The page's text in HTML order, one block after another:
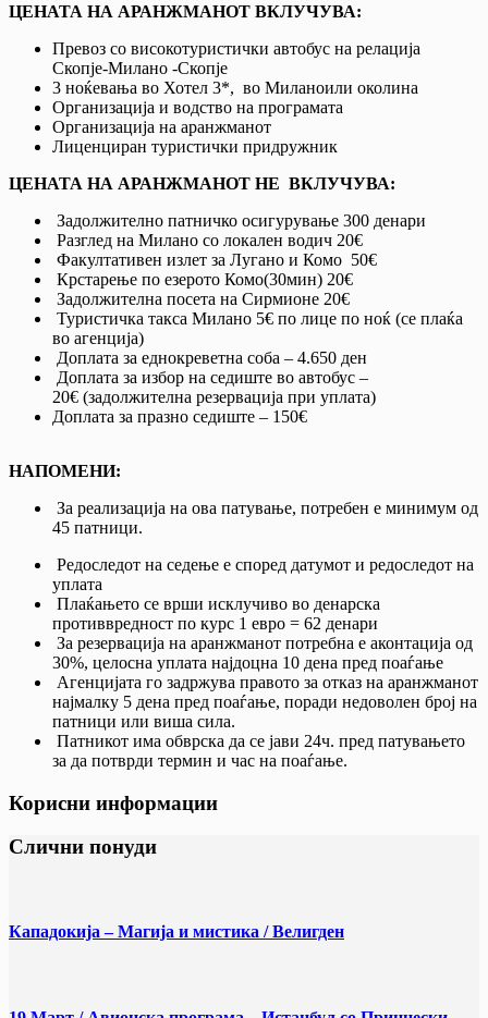
ЦЕНАТА НА АРАНЖМАНОТ ВКЛУЧУВА:
Превоз со високотуристички автобус на релација
Скопје-Милано -Скопје
3 ноќевања во Хотел 3*, во Миланoили околина
Организација и водство на програмата
Организација на аранжманот
Лиценциран туристички придружник
ЦЕНАТА НА АРАНЖМАНОТ НЕ ВКЛУЧУВА:
Задолжително патничко осигурување 300 денари
Разглед на Милано со локален водич 20€
Факултативен излет за Лугано и Комо 50€
Крстарење по езерото Комо(30мин) 20€
Задолжителна посета на Сирмионе 20€
Туристичка такса Милано 5€ по лице по ноќ (се плаќа
во агенција)
Доплата за еднокреветна соба – 4.650 ден
Доплата за избор на седиште во автобус –
20€ (задолжителна резервација при уплата)
Доплата за празно седиште – 150€
НАПОМЕНИ:
За реализација на ова патување, потребен е минимум од
45 патници.
Редоследот на седење е според датумот и редоследот на
уплата
Плаќањето се врши исклучиво во денарска
противвредност по курс 1 евро = 62 денари
За резервација на аранжманот потребна е аконтација од
30%, целосна уплата најдоцна 10 дена пред поаѓање
Агенцијата го задржува правото за отказ на аранжманот
најмалку 5 дена пред поаѓање, поради недоволен број на
патници или виша сила.
Патникот има обврска да се јави 24ч. пред патувањето
за да потврди термин и час на поаѓање.
Корисни информации
Слични понуди
Кападокија – Магија и мистика / Велигден